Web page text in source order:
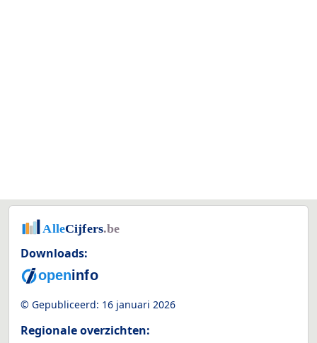
Downloads:
© Gepubliceerd: 16 januari 2026
Regionale overzichten: